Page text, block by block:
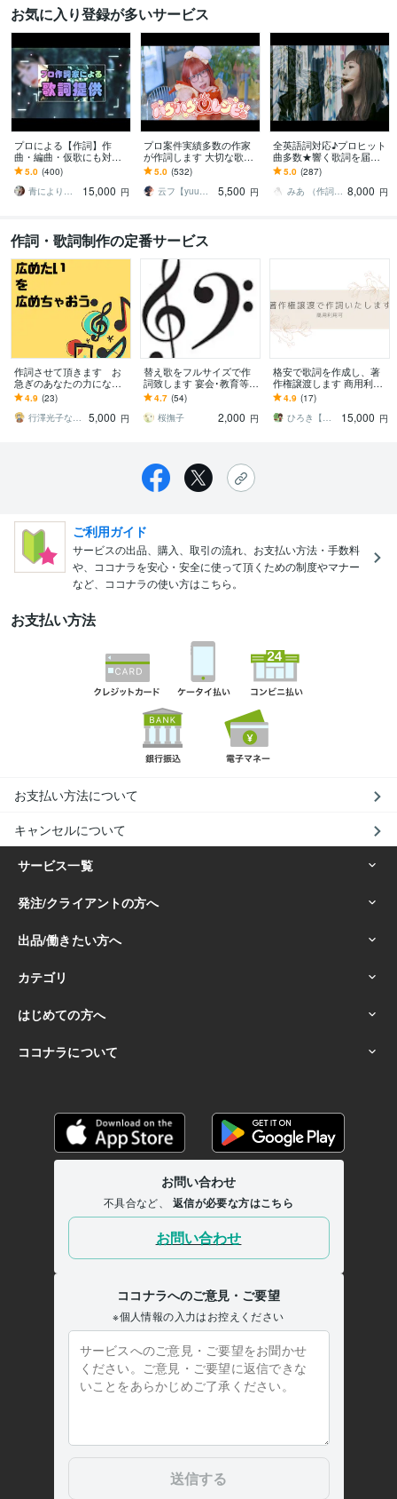
お気に入り登録が多いサービス
プロによる【作詞】作
曲・編曲・仮歌にも対応
します テレビ出演歴あり/
CM・映画主題歌の作詞も
手掛けたプロが提供
5.0 (400)
青により｜マルチクリエイター
15,000 円
プロ案件実績多数の作家
が作詞します 大切な歌詞
はぜひ人の手で♪趣味のご
利用ならフル9000円!!
5.0 (532)
云フ【yuu】※プロフィールご確認下さい
5,500 円
全英語詞対応♪プロヒット
曲多数★響く歌詞を届け
ます 唯一無二の歌詞、お
任せ下さい。言葉の力で
感動の歌をあなたに★
5.0 (287)
みあ （作詞 声優 英語 翻訳） 8,000 円
作詞・歌詞制作の定番サービス
作詞させて頂きます お
急ぎのあなたの力になり
ます 即日納品の実績あり
ます、詞先曲先問いませ
ん
4.9 (23)
行澤光子ななまるにゃ即日納品可能な作詞家
5,000 円
替え歌をフルサイズで作
詞致します 宴会･教育等､
色々な分野で御役に立ち
ます
4.7 (54)
桜撫子
2,000 円
格安で歌詞を作成し、著
作権譲渡します 商用利用
も可、急ぎの納品も可能
です！
4.9 (17)
ひろき【カラオケ音源作成】
15,000 円
ご利用ガイド
サービスの出品、購入、取引の流れ、お支払い方法・手数料
や、ココナラを安心・安全に使って頂くための制度やマナー
など、ココナラの使い方はこちら。
お支払い方法
お支払い方法について
キャンセルについて